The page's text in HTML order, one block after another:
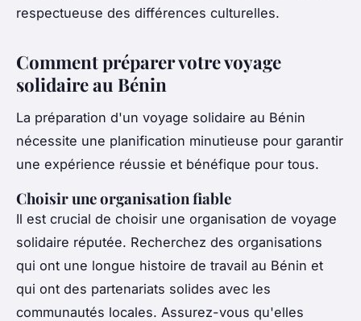
respectueuse des différences culturelles.
Comment préparer votre voyage
solidaire au Bénin
La préparation d'un voyage solidaire au Bénin
nécessite une planification minutieuse pour garantir
une expérience réussie et bénéfique pour tous.
Choisir une organisation fiable
Il est crucial de choisir une organisation de voyage
solidaire réputée. Recherchez des organisations
qui ont une longue histoire de travail au Bénin et
qui ont des partenariats solides avec les
communautés locales. Assurez-vous qu'elles